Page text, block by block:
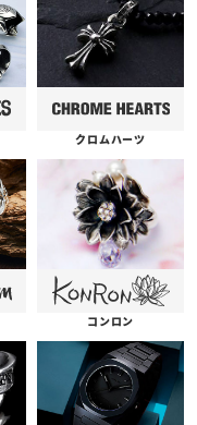
クロムハーツ
コンロン